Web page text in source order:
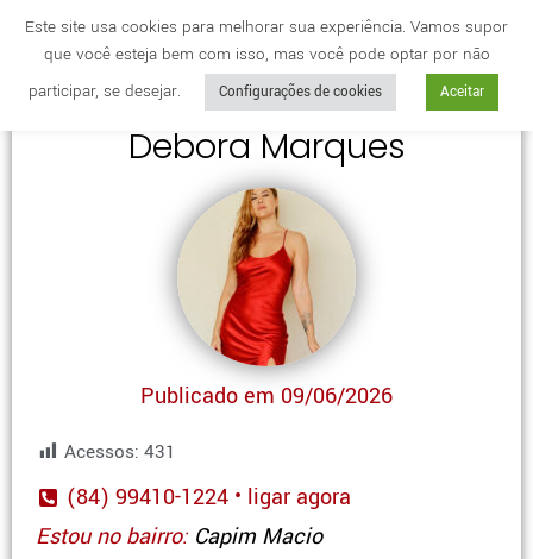
Cidade anuncie
Debora Marques
Publicado em 09/06/2026
Acessos: 431
(84) 99410-1224 • ligar agora
Estou no bairro: Capim Macio
Este site usa cookies para melhorar sua experiência. Vamos supor
que você esteja bem com isso, mas você pode optar por não
participar, se desejar.
Configurações de cookies Aceitar